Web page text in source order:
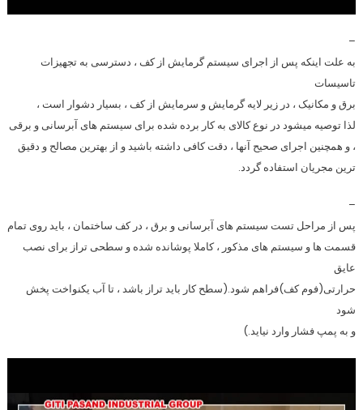
–
به علت اینکه پس از اجرای سیستم گرمایش از کف ، دسترسی به تجهیزات
تاسیسات
برق و مکانیک ، در زیر لایه گرمایش و سرمایش از کف ، بسیار دشوار است ،
لذا توصیه میشود در نوع کالای به کار برده شده برای سیستم های آبرسانی و برقی
، و همچنین اجرای صحیح آنها ، دقت کافی داشته باشید و از بهترین مصالح و دقیق
ترین مجریان استفاده گردد.
–
پس از مراحل تست سیستم های آبرسانی و برق ، در کف ساختمان ، باید روی تمام
قسمت ها و سیستم های مذکور ، کاملا پوشانده شده و سطحی تراز برای نصب
عایق
حرارتی(فوم کف)فراهم شود.(سطح کار باید تراز باشد ، تا آب یکنواخت پخش
شود
و به پمپ فشار وارد نیاید.)